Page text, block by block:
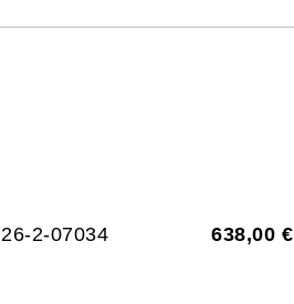
26-2-07034 638,00 €